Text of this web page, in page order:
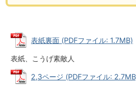
表紙裏面 (PDFファイル: 1.7MB)
表紙、こうげ素敵人
2,3ページ (PDFファイル: